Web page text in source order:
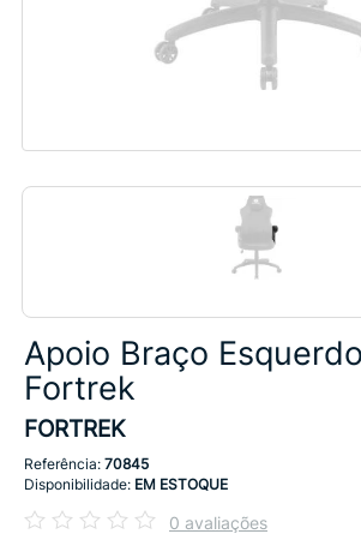
Apoio Braço
Fortrek
FORTREK
Referência: 70845
Disponibilidade: EM ESTOQUE
0 avaliações